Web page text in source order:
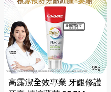
高露潔全效專業 牙齦修護